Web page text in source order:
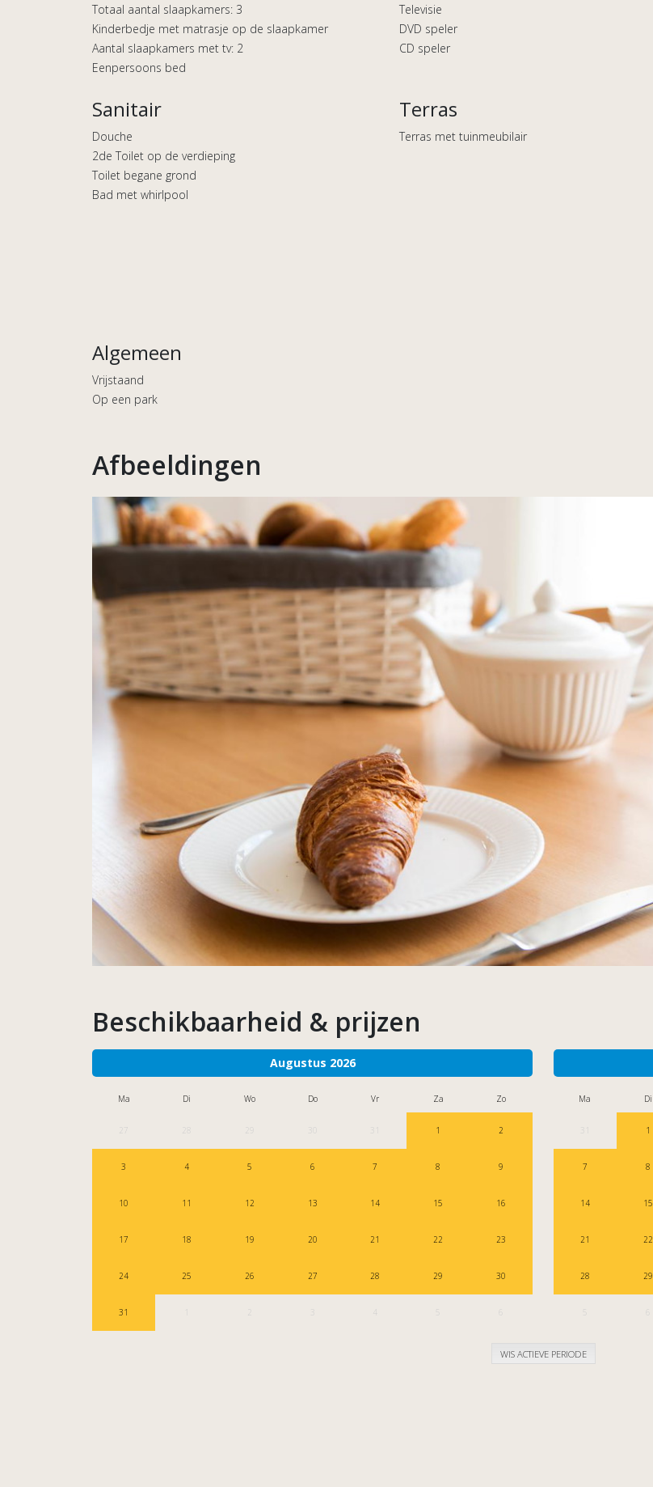
Totaal aantal slaapkamers: 3
Kinderbedje met matrasje op de slaapkamer
Aantal slaapkamers met tv: 2
Eenpersoons bed
Televisie
DVD speler
CD speler
Sanitair
Douche
2de Toilet op de verdieping
Toilet begane grond
Bad met whirlpool
Terras
Terras met tuinmeubilair
Algemeen
Vrijstaand
Op een park
Afbeeldingen
Beschikbaarheid & prijzen
Augustus 2026
Ma Di Wo Do Vr Za Zo
27 1 2
3 4 5 6 7 8 9
10 11 12 13 14 15 16
17 18 19 20 21 22 23
24 25 26 27 28 29 30
31 4
Ma Di
1
7 8
14 15
21 22
28 29
WIS ACTIEVE PERIODE